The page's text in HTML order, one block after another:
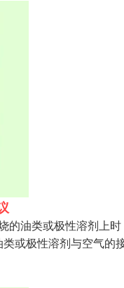
的油类或极性溶剂上
或极性溶剂与空气